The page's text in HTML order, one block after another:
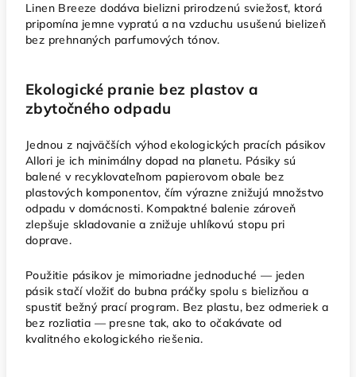
Linen Breeze dodáva bielizni prirodzenú sviežosť, ktorá
pripomína jemne vypratú a na vzduchu usušenú bielizeň
bez prehnaných parfumových tónov.
Ekologické pranie bez plastov a
zbytočného odpadu
Jednou z najväčších výhod ekologických pracích pásikov
Allori je ich minimálny dopad na planetu. Pásiky sú
balené v recyklovateľnom papierovom obale bez
plastových komponentov, čím výrazne znižujú množstvo
odpadu v domácnosti. Kompaktné balenie zároveň
zlepšuje skladovanie a znižuje uhlíkovú stopu pri
doprave.
Použitie pásikov je mimoriadne jednoduché — jeden
pásik stačí vložiť do bubna práčky spolu s bielizňou a
spustiť bežný prací program. Bez plastu, bez odmeriek a
bez rozliatia — presne tak, ako to očakávate od
kvalitného ekologického riešenia.